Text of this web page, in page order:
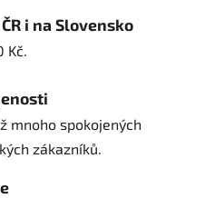
i na Slovensko
Kč.
mnoho spokojených
zákazníků.